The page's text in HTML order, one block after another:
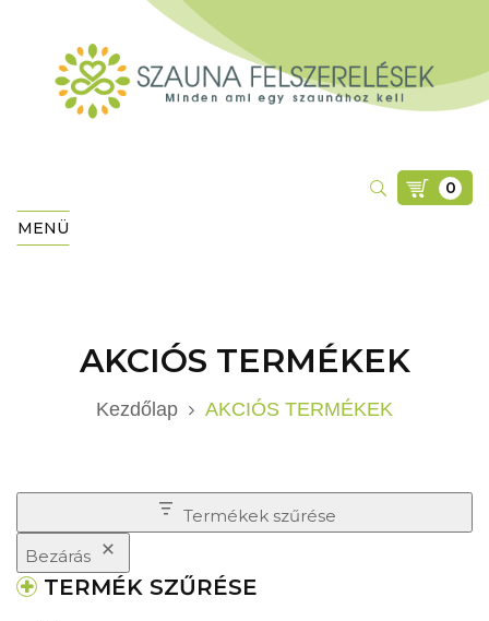
0
MENÜ
AKCIÓS TERMÉKEK
Kezdőlap AKCIÓS TERMÉKEK
Termékek szűrése
Bezárás
TERMÉK SZŰRÉSE